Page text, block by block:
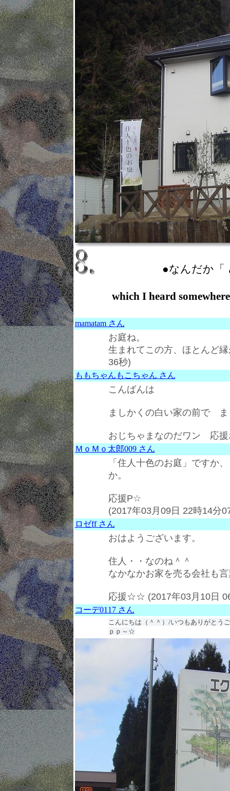
●なんだか「
which I heard
mamatam さん
お庭ね。
生まれてこの方、ほとんど
36秒)
ももちゃんもこちゃん さん
こんばんは
ましかくの白い家の前で ま
おじちゃまなのだワン 応援
ＭｏＭｏ太郎009 さん
「住人十色のお庭」ですか
か。
応援P☆
(2017年03月09日 22時14分
ロゼff さん
おはようございます。
住人・・なのね＾＾
なかなかお家を売る会社も
応援☆☆ (2017年03月10日
コーデ0117 さん
こんにちは（＾＾）/いつもありがとう
ｐｐ～☆